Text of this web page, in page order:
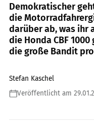
Demokratischer
die
darüber ab, was ihr
die Honda CBF
die große Bandit
Stefan Kaschel
Veröffentlicht am